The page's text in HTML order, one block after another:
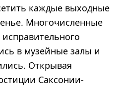
каждые выходные
Многочисленные
в музейные залы и
Открывая
Саксонии-